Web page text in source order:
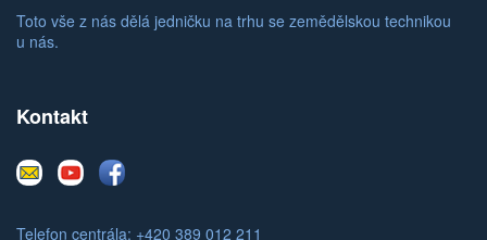
Toto vše z nás dělá jedničku na trhu se zemědělskou technikou
u nás.
Kontakt
E-
mail
YoutubeFacebook
Telefon centrála: +420 389 012 211